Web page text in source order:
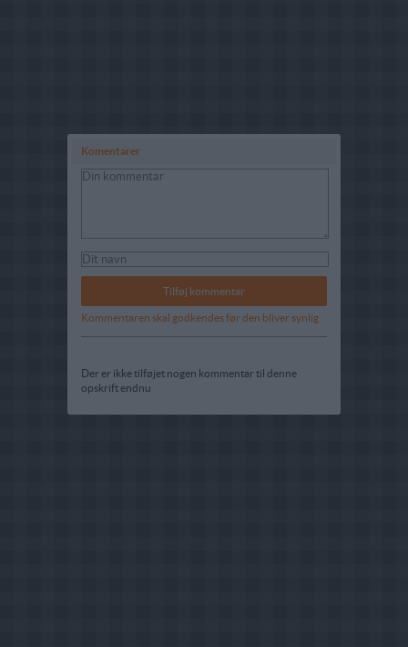
Komentarer
Kommentaren skal godkendes før den bliver synlig
Der er ikke tilføjet nogen kommentar til denne
opskrift endnu